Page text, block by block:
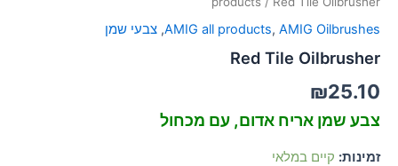
AMIG all products, AMIG Oilbrushes
, צבעי שמן
Red Tile Oilbrusher
₪25.10
צבע שמן אריח אדום, עם מכחול
זמינות: קיים במלאי